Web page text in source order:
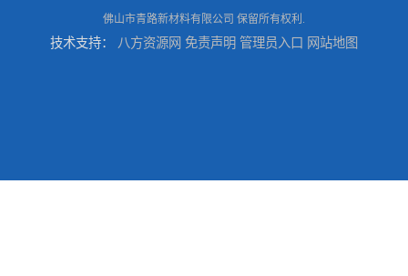
佛山市青路新材料有限公司 保留所有权利.
技术支持： 八方资源网 免责声明 管理员入口 网站地图